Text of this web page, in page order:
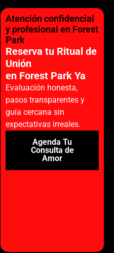
Atención confidencial
y profesional en Forest
Park
Reserva tu Ritual de
Unión
en Forest Park Ya
Evaluación honesta,
pasos transparentes y
guía cercana sin
expectativas irreales.
Agenda Tu
Consulta de
Amor